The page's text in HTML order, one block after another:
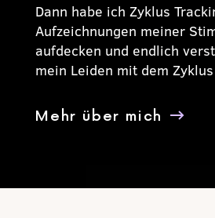
Dann habe ich Zyklus
Aufzeichnungen meiner
aufdecken und endlich
mein Leiden mit dem
Mehr über mich